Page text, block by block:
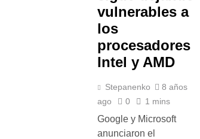
vulnerables a
los
procesadores
Intel y AMD
Stepanenko
8 años
ago
0 1 mins
Google y Microsoft
anunciaron el